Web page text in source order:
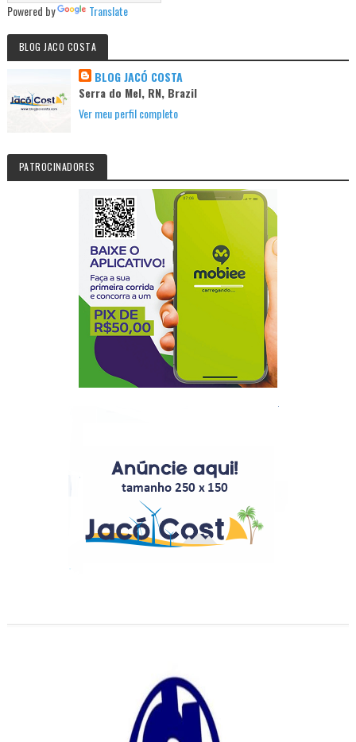
Powered by Translate
BLOG JACO COSTA
BLOG JACÓ COSTA
Serra do Mel, RN, Brazil
Ver meu perfil completo
PATROCINADORES